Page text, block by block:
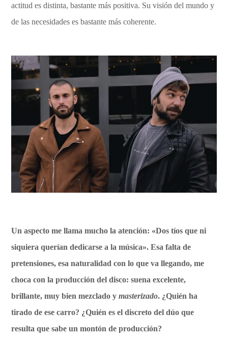
actitud es distinta, bastante más positiva. Su visión del mundo y
de las necesidades es bastante más coherente.
Un aspecto me llama mucho la atención: «Dos tíos que ni
siquiera querían dedicarse a la música». Esa falta de
pretensiones, esa naturalidad con lo que va llegando, me
choca con la producción del disco: suena excelente,
brillante, muy bien mezclado ymasterizado. ¿Quién ha
tirado de ese carro? ¿Quién es el discreto del dúo que
resulta que sabe un montón de producción?